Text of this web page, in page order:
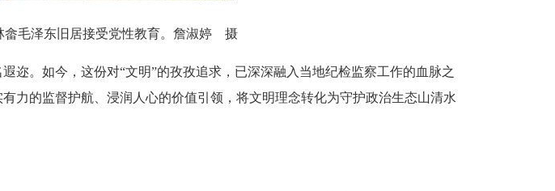
畲毛泽东旧居接受党性教育。詹淑婷 摄
。如今，这份对“文明”的孜孜追求，已深深融入当地纪检监察工作的血脉之
力的监督护航、浸润人心的价值引领，将文明理念转化为守护政治生态山清水